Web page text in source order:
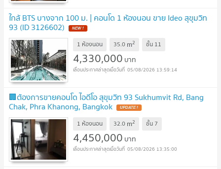
ใกล้ BTS บางจาก 100 ม. | คอนโด 1 ห้องนอน ขาย Ideo สุขุมวิท
93 (ID 3126602)
1 ห้องนอน 35.0 m2 ชั้น 11
4,330,000 บาท
05/08/2026 13:59:14
🏢ต้องการขายคอนโด ไอดีโอ สุขุมวิท 93 Sukhumvit Rd, Bang
Chak, Phra Khanong, Bangkok
1 ห้องนอน 32.0 m2 ชั้น 7
4,450,000 บาท
05/08/2026 13:35:00